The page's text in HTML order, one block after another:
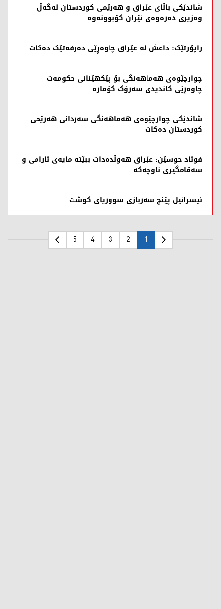
شاندێكی باڵای عێراق و هه‌رێمی كوردستان له‌گه‌ڵ
وه‌زیری ده‌ره‌وه‌ی ئێران كۆبوونه‌وه‌
راپۆرتێک: داعش لە عێراق چاوەڕێی دەرفەتێک دەکات
چوارچێوەی هەماهەنگی بۆ پێکهێنانی حکومەت
چاوەڕێی کاندیدی سەرۆک کۆمارە
شاندێکی چوارچێوەی هەماهەنگی سەردانی هەرێمی
کوردستان دەکات
فوئاد حوسێن: عێراق هەوڵدەدات ببێتە مایەی ئارامی و
سەقامگیری ناوچەکە
ئیسرائیل پێنج سەربازی سووریای کوشت
1
2
3
4
5